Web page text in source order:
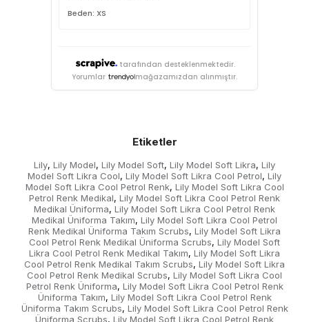
Beden: XS
tarafından desteklenmektedir.
Yorumlar
mağazamızdan alınmıştır.
Etiketler
Lily, Lily Model, Lily Model Soft, Lily Model Soft Likra, Lily
Model Soft Likra Cool, Lily Model Soft Likra Cool Petrol, Lily
Model Soft Likra Cool Petrol Renk, Lily Model Soft Likra Cool
Petrol Renk Medikal, Lily Model Soft Likra Cool Petrol Renk
Medikal Üniforma, Lily Model Soft Likra Cool Petrol Renk
Medikal Üniforma Takım, Lily Model Soft Likra Cool Petrol
Renk Medikal Üniforma Takım Scrubs, Lily Model Soft Likra
Cool Petrol Renk Medikal Üniforma Scrubs, Lily Model Soft
Likra Cool Petrol Renk Medikal Takım, Lily Model Soft Likra
Cool Petrol Renk Medikal Takım Scrubs, Lily Model Soft Likra
Cool Petrol Renk Medikal Scrubs, Lily Model Soft Likra Cool
Petrol Renk Üniforma, Lily Model Soft Likra Cool Petrol Renk
Üniforma Takım, Lily Model Soft Likra Cool Petrol Renk
Üniforma Takım Scrubs, Lily Model Soft Likra Cool Petrol Renk
Üniforma Scrubs, Lily Model Soft Likra Cool Petrol Renk